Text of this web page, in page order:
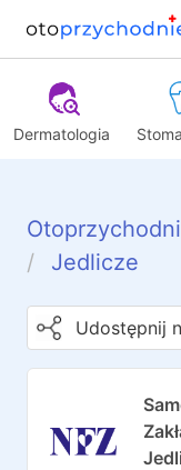
Dermatologia
Jedlicze
Udostępnij